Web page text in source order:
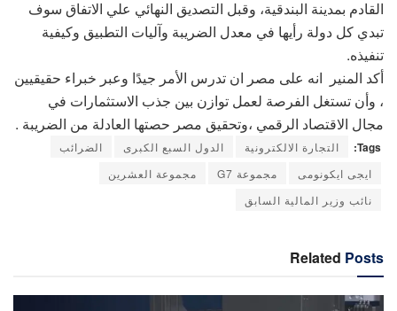
القادم بمدينة البندقية، وقبل التصديق النهائي علي الاتفاق سوف
تبدي كل دولة رأيها في معدل الضريبة وآليات التطبيق وكيفية
تنفيذه.
أكد المنير انه على مصر ان تدرس الأمر جيدًا وعبر خبراء حقيقيين
، وأن تستغل الفرصة لعمل توازن بين جذب الاستثمارات في
مجال الاقتصاد الرقمي ،وتحقيق مصر حصتها العادلة من الضريبة .
Tags: التجارة الالكترونية الدول السبع الكبرى
الضرائب
ايجى ايكونومى
مجموعة G7
مجموعة العشرين
نائب وزير المالية السابق
Related Posts